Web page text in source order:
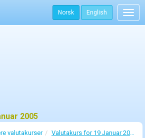
Norsk English
2005
valutakurser Valutakurs for 19 Januar 2005